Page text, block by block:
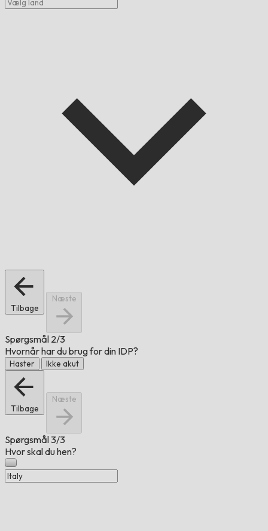
Tilbage
Næste
Spørgsmål 2/3
Hvornår har du brug for din IDP?
Haster Ikke akut
Tilbage
Næste
Spørgsmål3/3
Hvor skal du hen?